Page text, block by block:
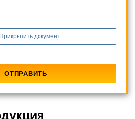
Прикрепить документ